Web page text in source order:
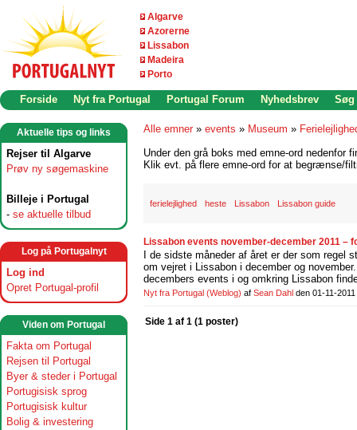
Algarve
Azorerne
Lissabon
Madeira
Porto
Forside Nyt fra Portugal Portugal Forum Nyhedsbrev Søg
Aktuelle tips og links
Rejser til Algarve
Prøv ny søgemaskine
Billeje i Portugal
- se aktuelle tilbud
Log på Portugalnyt
Log ind
Opret Portugal-profil
Viden om Portugal
Fakta om Portugal
Rejsen til Portugal
Byer & steder i Portugal
Portugisisk sprog
Portugisisk kultur
Bolig & investering
Alle emner » events » Museum »
Under den grå boks med emne-ord nedenfor
Klik evt. på flere emne-ord for at begrænse/
ferielejlighed heste Lissabon Lissabon guide
Lissabon events november-december 2011 –
I de sidste måneder af året er der som regel
om vejret i Lissabon i december og
decembers events i og omkring Lissabon
Nyt fra Portugal (Weblog) af Sean Dahl den 01-11-2011
Side 1 af 1 (1 poster)